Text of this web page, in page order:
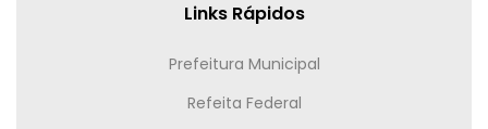
Links Rápidos
Prefeitura Municipal
Refeita Federal